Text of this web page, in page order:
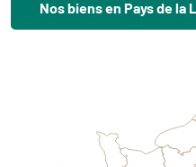
Nos biens en Pays de la